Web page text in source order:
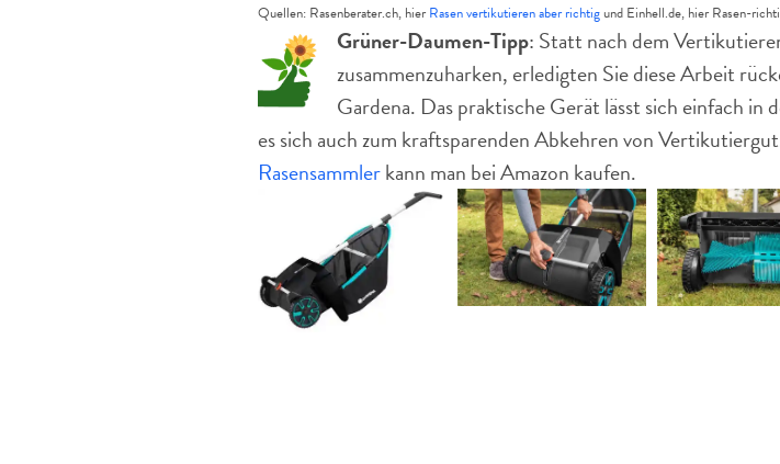
Quellen: Rasenberater.ch, hierRasen vertikutieren aber richtigund Einhell.de, hier Rasen-
Grüner-Daumen-Tipp: Statt nach dem
zusammenzuharken, erledigten Sie diese Arbeit
Gardena. Das praktische Gerät lässt sich einfach
es sich auch zum kraftsparenden Abkehren von
Rasensammlerkann man bei Amazon kaufen.